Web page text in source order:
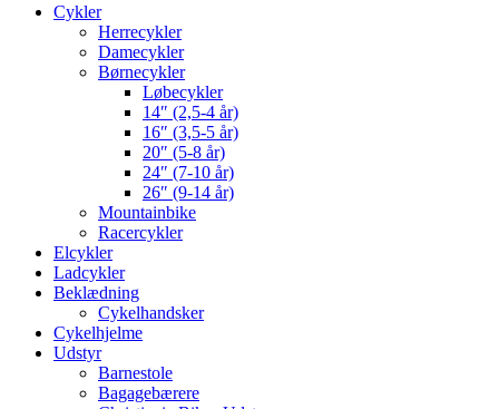
Cykler
Herrecykler
Damecykler
Børnecykler
Løbecykler
14″ (2,5-4 år)
16″ (3,5-5 år)
20″ (5-8 år)
24″ (7-10 år)
26″ (9-14 år)
Mountainbike
Racercykler
Elcykler
Ladcykler
Beklædning
Cykelhandsker
Cykelhjelme
Udstyr
Barnestole
Bagagebærere